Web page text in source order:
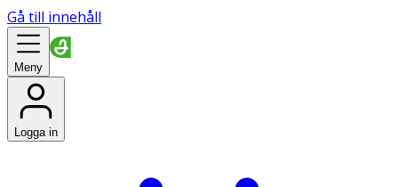
Gå till innehåll
Meny
Logga in